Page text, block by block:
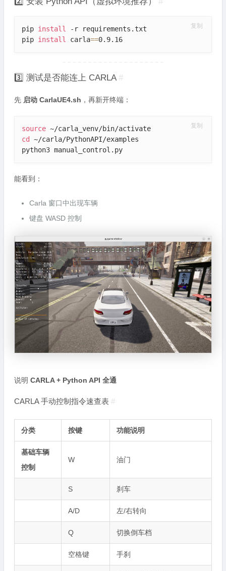
pip install
-r requirements.txt
pip install carla==0.9.16
复制
3️⃣ 测试是否能连上 CARLA #
先 启动 CarlaUE4.sh ，再新开终端：
source
cd
~/carla/PythonAPI/examples
python3 manual_control.py
复制
能看到：
Carla 窗口中出现车辆
键盘 WASD 控制
说明 CARLA + Python API 全通
CARLA 手动控制指令速查表 #
分类 按键 功能说明
基础车辆
控制
W 油门
S 刹车
A/D 左/右转向
Q 切换倒车档
空格键 手刹